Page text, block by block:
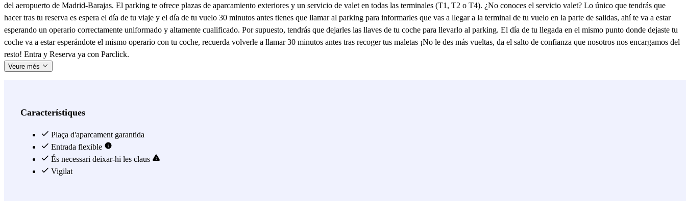
del aeropuerto de Madrid-Barajas. El parking te ofrece plazas de aparcamiento exteriores y un servicio de valet en todas las terminales (T1, T2 o T4). ¿No conoces el servicio valet? Lo único que tendrás que
hacer tras tu reserva es espera el día de tu viaje y el día de tu vuelo 30 minutos antes tienes que llamar al parking para informarles que vas a llegar a la terminal de tu vuelo en la parte de salidas, ahí te va a estar
esperando un operario correctamente uniformado y altamente cualificado. Por supuesto, tendrás que dejarles las llaves de tu coche para llevarlo al parking. El día de tu llegada en el mismo punto donde dejaste tu
coche va a estar esperándote el mismo operario con tu coche, recuerda volverle a llamar 30 minutos antes tras recoger tus maletas ¡No le des más vueltas, da el salto de confianza que nosotros nos encargamos del
resto! Entra y Reserva ya con Parclick.
Veure més
Característiques
Plaça d'aparcament garantida
Entrada flexible
És necessari deixar-hi les claus
Vigilat